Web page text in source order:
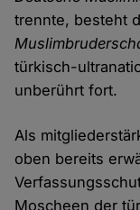
trennte, besteht
türkisch-
unberührt fort.
Als
oben bereits
Moscheen der